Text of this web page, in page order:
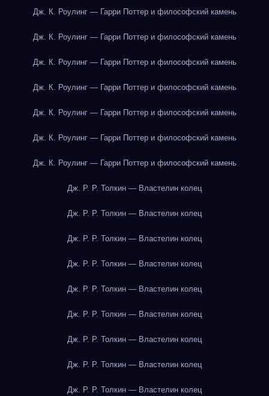
Дж. К. Роулинг — Гарри Поттер и философский камень
Дж. К. Роулинг — Гарри Поттер и философский камень
Дж. К. Роулинг — Гарри Поттер и философский камень
Дж. К. Роулинг — Гарри Поттер и философский камень
Дж. К. Роулинг — Гарри Поттер и философский камень
Дж. К. Роулинг — Гарри Поттер и философский камень
Дж. К. Роулинг — Гарри Поттер и философский камень
Дж. Р. Р. Толкин — Властелин колец
Дж. Р. Р. Толкин — Властелин колец
Дж. Р. Р. Толкин — Властелин колец
Дж. Р. Р. Толкин — Властелин колец
Дж. Р. Р. Толкин — Властелин колец
Дж. Р. Р. Толкин — Властелин колец
Дж. Р. Р. Толкин — Властелин колец
Дж. Р. Р. Толкин — Властелин колец
Дж. Р. Р. Толкин — Властелин колец